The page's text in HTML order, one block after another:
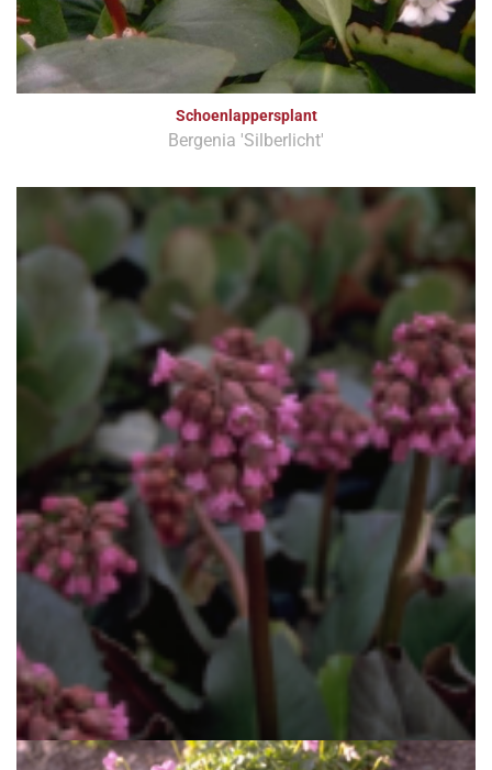
Schoenlappersplant
Bergenia 'Silberlicht'
Schoenlappersplant
Bergenia 'Abendglocken'